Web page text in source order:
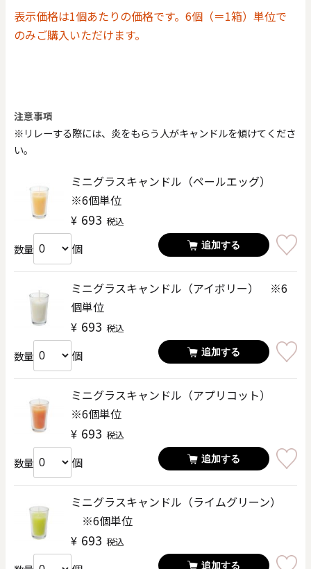
表示価格は1個あたりの価格です。6個（＝1箱）単位で
のみご購入いただけます。
注意事項
※リレーする際には、炎をもらう人がキャンドルを傾けてくださ
い。
ミニグラスキャンドル（ペールエッグ）
※6個単位
¥ 693 税込
数量 個 追加する
ミニグラスキャンドル（アイボリー） ※6
個単位
¥ 693 税込
数量 個 追加する
ミニグラスキャンドル（アプリコット）
※6個単位
¥ 693 税込
数量 個 追加する
ミニグラスキャンドル（ライムグリーン）
※6個単位
¥ 693 税込
追加する